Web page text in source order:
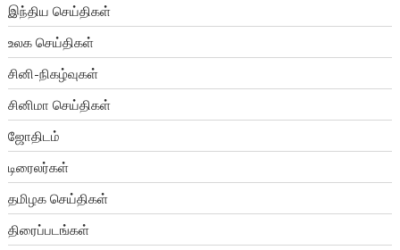
இந்திய செய்திகள்
உலக செய்திகள்
சினி-நிகழ்வுகள்
சினிமா செய்திகள்
ஜோதிடம்
டிரைலர்கள்
தமிழக செய்திகள்
திரைப்படங்கள்